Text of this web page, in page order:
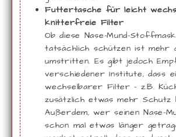
Futtertasche für leicht
knitterfreie Filter
Ob diese Nase-Mund-
tatsächlich schützen ist mehr
umstritten. Es gibt jedoch
verschiedener Institute, dass
wechselbarer Filter - z.B.
zusätzlich etwas mehr Schutz
Außerdem, wer seinen Nase-
schon mal etwas länger